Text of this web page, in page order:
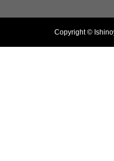
Copyright ©